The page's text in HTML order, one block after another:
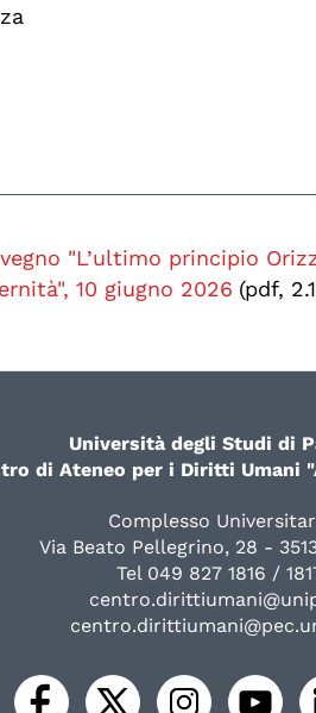
"L’ultimo principio
10 giugno 2026 (pdf,
Università degli Studi di
di Ateneo per i Diritti Umani
Complesso
Via Beato Pellegrino, 28 -
Tel 049 827 1816 /